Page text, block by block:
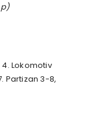
p)
4. Lokomotiv
Partizan 3-8,